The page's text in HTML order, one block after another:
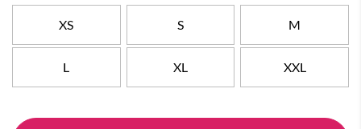
XS S M
L XL XXL